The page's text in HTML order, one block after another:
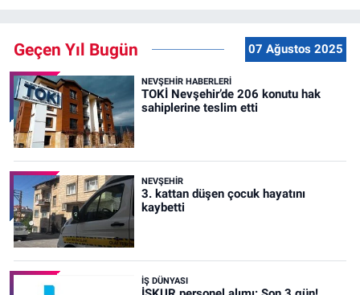
Geçen Yıl Bugün 07 Ağustos 2025
NEVŞEHIR HABERLERI
TOKİ Nevşehir’de 206 konutu hak
sahiplerine teslim etti
NEVŞEHIR
3. kattan düşen çocuk hayatını
kaybetti
İŞ DÜNYASI